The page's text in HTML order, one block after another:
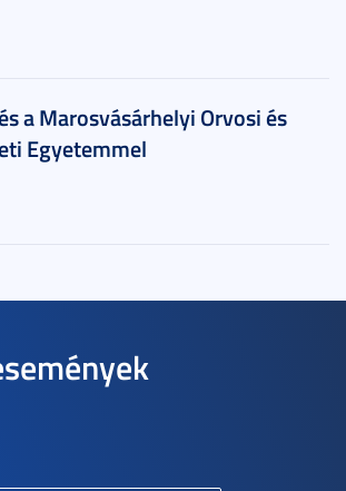
a Marosvásárhelyi Orvosi és
Egyetemmel